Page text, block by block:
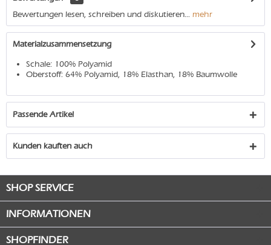
Bewertungen lesen, schreiben und diskutieren... mehr
Materialzusammensetzung
Schale: 100% Polyamid
Oberstoff: 64% Polyamid, 18% Elasthan, 18% Baumwolle
Passende Artikel
Kunden kauften auch
SHOP SERVICE
INFORMATIONEN
SHOPFINDER